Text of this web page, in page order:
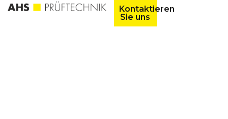
Kontaktieren
Sie uns